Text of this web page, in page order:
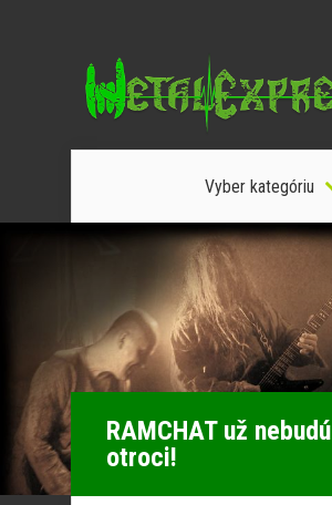
Vyber kategóriu
RAMCHAT už nebudú
otroci!